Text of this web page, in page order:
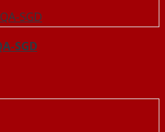
SGD